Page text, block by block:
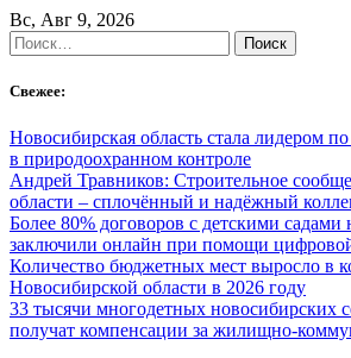
Skip
to
content
Вс, Авг 9, 2026
Найти:
Свежее:
Новосибирская область стала лидером
в природоохранном контроле
Андрей Травников: Строительное
области – сплочённый и надёжный
Более 80% договоров с детскими
заключили онлайн при помощи
Количество бюджетных мест выросло в
Новосибирской области в 2026 году
33 тысячи многодетных новосибирских
получат компенсации за жилищно-